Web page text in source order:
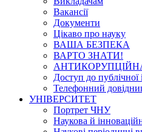
Вакансії
Документи
Цікаво про науку
ВАША БЕЗПЕКА
ВАРТО ЗНАТИ!
Доступ до публічної
Телефонний
УНІВЕРСИТЕТ
Портрет ЧНУ
Наукова й